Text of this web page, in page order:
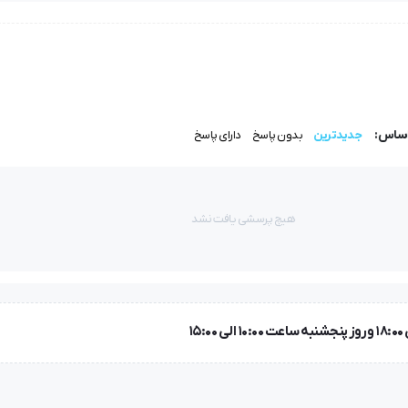
نخ آخر دوخت قطع می شود.
جدیدترین بدون پاسخ دارای پاسخ
هیچ پرسشی یافت نشد